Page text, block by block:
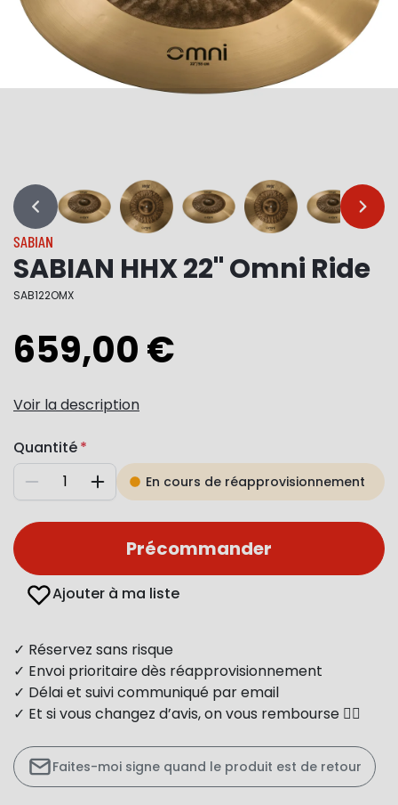
… …
SABIAN
SABIAN HHX 22" Omni Ride
SAB122OMX
659,00 €
Voir la description
Quantité
Diminuer AugmenterEn cours de réapprovisionnement
Précommander
Ajouter à ma liste
✓ Réservez sans risque
✓ Envoi prioritaire dès réapprovisionnement
✓ Délai et suivi communiqué par email
✓ Et si vous changez d’avis, on vous rembourse 👍🏻
Faites-moi signe quand le produit est de retour